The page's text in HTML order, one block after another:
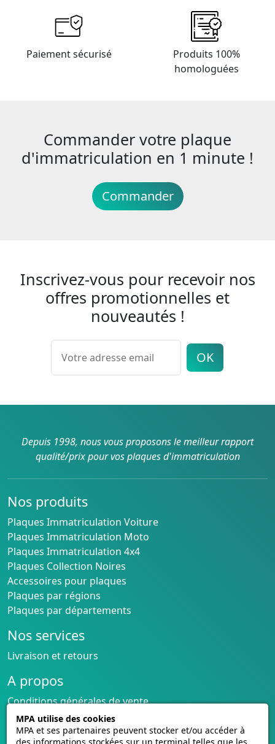
Paiement sécurisé
Produits 100%
homologuées
Commander votre plaque
d'immatriculation en 1 minute !
Commander
Inscrivez-vous pour recevoir nos
offres promotionnelles et
nouveautés !
OK
Depuis 1998, nous vous proposons le meilleur rapport
qualité/prix pour vos plaques d'immatriculation
Nos produits
Plaques Immatriculation Voiture
Plaques Immatriculation Moto
Plaques Immatriculation 4x4
Plaques Collection Noires
Accessoires pour plaques
Plaques par régions
Plaques par départements
Nos services
Livraison et retours
A propos
Conditions générales de vente
CGU cagnotte
Politique de cookies
MPA utilise des cookies
MPA et ses partenaires peuvent stocker et/ou accéder à